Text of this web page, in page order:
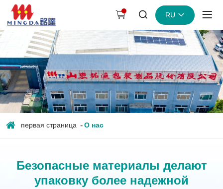
RU
Компания
Shandong
Mingda
Packaging
Products
Co.,
Ltd.
первая страница O нас
Безопасные материалы делают
упаковку более надежной